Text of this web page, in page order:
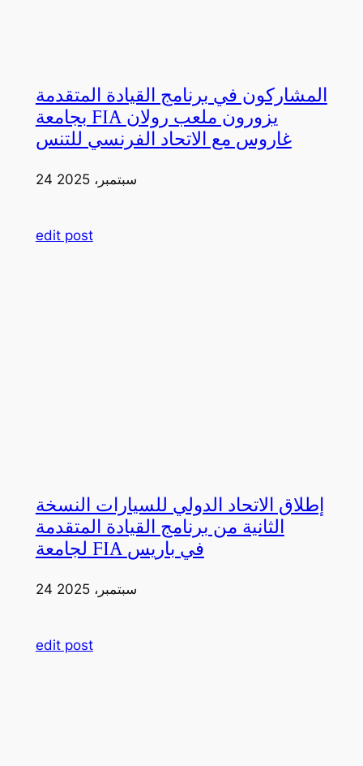
المشاركون في برنامج القيادة المتقدمة
بجامعة FIA يزورون ملعب رولان
غاروس مع الاتحاد الفرنسي للتنس
24 سبتمبر، 2025
edit post
إطلاق الاتحاد الدولي للسيارات النسخة
الثانية من برنامج القيادة المتقدمة
لجامعة FIA في باريس
24 سبتمبر، 2025
edit post